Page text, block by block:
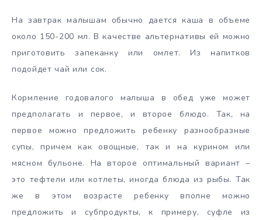
На завтрак малышам обычно дается каша в объеме
около 150-200 мл. В качестве альтернативы ей можно
приготовить запеканку или омлет. Из напитков
подойдет чай или сок.
Кормление годовалого малыша в обед уже может
предполагать и первое, и второе блюдо. Так, на
первое можно предложить ребенку разнообразные
супы, причем как овощные, так и на курином или
мясном бульоне. На второе оптимальный вариант –
это тефтели или котлеты, иногда блюда из рыбы. Так
же в этом возрасте ребенку вполне можно
предложить и субпродукты, к примеру, суфле из